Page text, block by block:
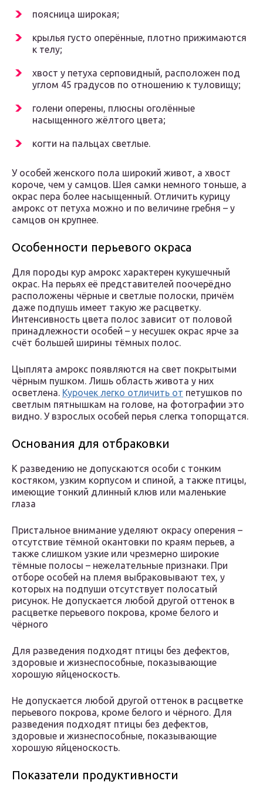
поясница широкая;
крылья густо оперённые, плотно прижимаются
к телу;
хвост у петуха серповидный, расположен под
углом 45 градусов по отношению к туловищу;
голени оперены, плюсны оголённые
насыщенного жёлтого цвета;
когти на пальцах светлые.
У особей женского пола широкий живот, а хвост
короче, чем у самцов. Шея самки немного тоньше, а
окрас пера более насыщенный. Отличить курицу
амрокс от петуха можно и по величине гребня – у
самцов он крупнее.
Особенности перьевого окраса
Для породы кур амрокс характерен кукушечный
окрас. На перьях её представителей поочерёдно
расположены чёрные и светлые полоски, причём
даже подпушь имеет такую же расцветку.
Интенсивность цвета полос зависит от половой
принадлежности особей – у несушек окрас ярче за
счёт большей ширины тёмных полос.
Цыплята амрокс появляются на свет покрытыми
чёрным пушком. Лишь область живота у них
осветлена. Курочек легко отличить от петушков по
светлым пятнышкам на голове, на фотографии это
видно. У взрослых особей перья слегка топорщатся.
Основания для отбраковки
К разведению не допускаются особи с тонким
костяком, узким корпусом и спиной, а также птицы,
имеющие тонкий длинный клюв или маленькие
глаза
Пристальное внимание уделяют окрасу оперения –
отсутствие тёмной окантовки по краям перьев, а
также слишком узкие или чрезмерно широкие
тёмные полосы – нежелательные признаки. При
отборе особей на племя выбраковывают тех, у
которых на подпуши отсутствует полосатый
рисунок. Не допускается любой другой оттенок в
расцветке перьевого покрова, кроме белого и
чёрного
Для разведения подходят птицы без дефектов,
здоровые и жизнеспособные, показывающие
хорошую яйценоскость.
Не допускается любой другой оттенок в расцветке
перьевого покрова, кроме белого и чёрного. Для
разведения подходят птицы без дефектов,
здоровые и жизнеспособные, показывающие
хорошую яйценоскость.
Показатели продуктивности